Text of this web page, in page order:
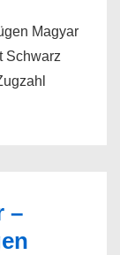
Magyar
Schwarz
–